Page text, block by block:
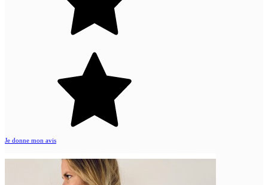
Je donne mon avis